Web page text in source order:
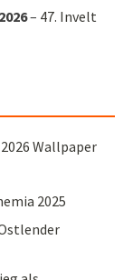
– 47. Invelt
Wallpaper
2025